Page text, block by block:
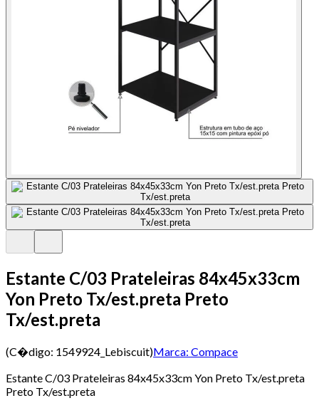
Estante C/03 Prateleiras 84x45x33cm
Yon Preto Tx/est.preta Preto
Tx/est.preta
(C�digo: 1549924_Lebiscuit)Marca: Compace
Estante C/03 Prateleiras 84x45x33cm Yon Preto Tx/est.preta
Preto Tx/est.preta